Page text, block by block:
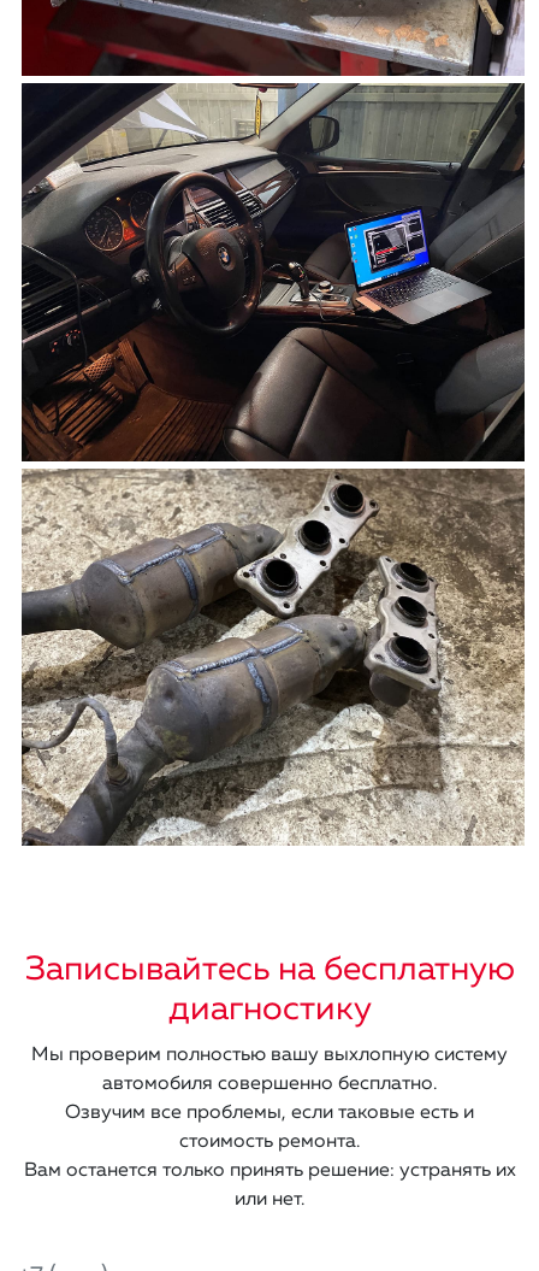
Записывайтесь на бесплатную
диагностику
Мы проверим полностью вашу выхлопную систему
автомобиля совершенно бесплатно.
Озвучим все проблемы, если таковые есть и
стоимость ремонта.
Вам останется только принять решение: устранять их
или нет.